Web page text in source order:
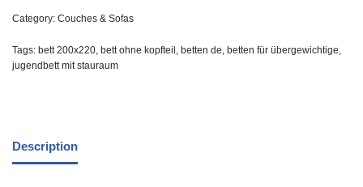
Category: Couches & Sofas
Tags: bett 200x220, bett ohne kopfteil , betten de, betten für übergewichtige,
jugendbett mit stauraum
Description